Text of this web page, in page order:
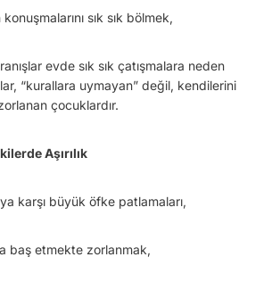
sık sık bölmek,
evde sık sık çatışmalara neden
“kurallara uymayan” değil, kendilerini
çocuklardır.
Aşırılık
karşı büyük öfke patlamaları,
baş etmekte zorlanmak,